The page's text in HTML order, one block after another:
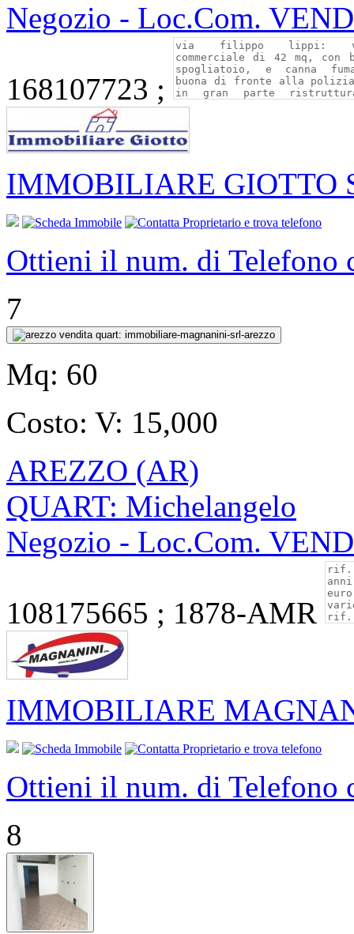
Negozio - Loc.Com.
168107723 ;
IMMOBILIARE GIOTTO
Ottieni il num. di Telefono
7
Mq: 60
Costo: V: 15,000
AREZZO (AR)
QUART: Michelangelo
Negozio - Loc.Com.
108175665 ; 1878-AMR
IMMOBILIARE
Ottieni il num. di Telefono
8